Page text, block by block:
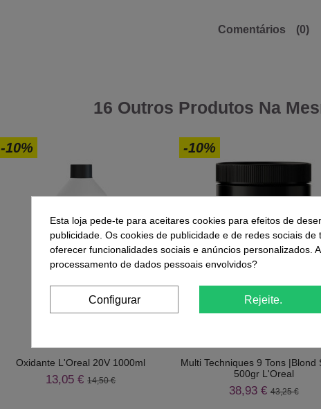
Comentários
(0)
16 Outros Produtos Na
-10%
Oxidante L'Oreal 20V 1000ml
13,05 €14,50 €
-10%
Multi Techniques 9 Tons |Blond
500gr L'Oreal
38,93 €43,25 €
Esta loja pede-te para aceitares cookies para efeitos de
publicidade. Os cookies de publicidade e de redes sociais
oferecer funcionalidades sociais e anúncios personalizados.
processamento de dados pessoais envolvidos?
Configurar Rejeite.